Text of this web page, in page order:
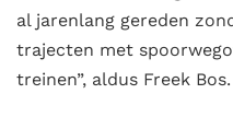
al jarenlang gereden
trajecten met
treinen”, aldus Freek Bos.